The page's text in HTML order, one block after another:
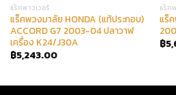
แร็คพาวเวอร์
แร็คพวงมาลัย HONDA (แท้ประกอบ)
ACCORD G7 2003-04 ปลาวาฬ
เครื่อง K24/J30A
฿5,243.00
แร็ค
แร็
฿